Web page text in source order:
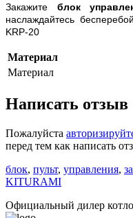
Закажите блок
наслаждайтесь
KRP-20
Материал
Материал
Написать отзыв
Пожалуйста
перед тем как написать
блок, пульт, управления,
KITURAMI
Официальный дилер